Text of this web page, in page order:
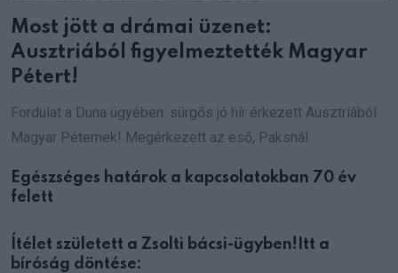
Most jött a drámai üzenet:
Ausztriából figyelmeztették Magyar
Pétert!
Fordulat a Duna ügyében: sürgős jó hír érkezett Ausztriából
Magyar Péternek! Megérkezett az eső, Paksnál
Egészséges határok a kapcsolatokban 70 év
felett
Ítélet született a Zsolti bácsi-ügyben!Itt a
bíróság döntése: